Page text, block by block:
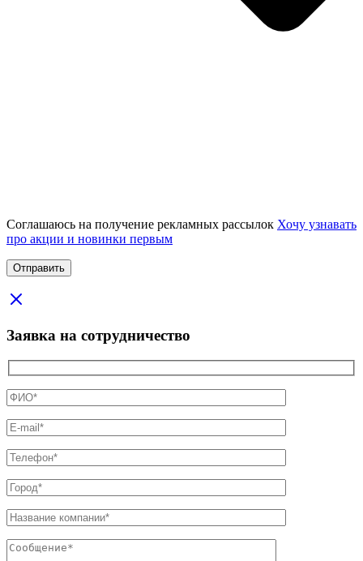
Соглашаюсь на получение рекламных рассылок Хочу узнавать
про акции и новинки первым
Заявка на сотрудничество